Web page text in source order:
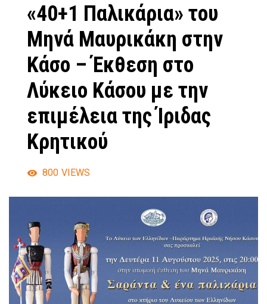
«40+1 Παλικάρια» του
Μηνά Μαυρικάκη στην
Κάσο – Έκθεση στο
Λύκειο Κάσου με την
επιμέλεια της Ίριδας
Κρητικού
800 VIEWS